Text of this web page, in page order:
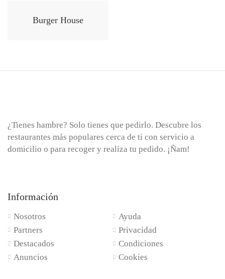
Burger House
¿Tienes hambre? Solo tienes que pedirlo. Descubre los
restaurantes más populares cerca de ti con servicio a
domicilio o para recoger y realiza tu pedido. ¡Ñam!
Información
Nosotros
Partners
Destacados
Anuncios
Ayuda
Privacidad
Condiciones
Cookies